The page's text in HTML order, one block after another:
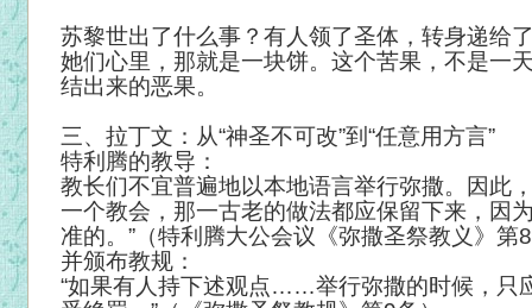
苏黎世出了什么事？有人领了圣体，转身递给
她们心里，那就是一块饼。这个苦果，不是一
结出来的恶果。
三、拉丁文：从“神圣不可改”到“任意用方言”
特利腾的教导：
教长们不宜普遍地以本地语言举行弥撒。因此
一个教会，那一古老的做法都应保留下来，因
准的。”（特利腾大公会议《弥撒圣祭教义》第
并颁布教规：
“如果有人持下述观点……举行弥撒的时候，